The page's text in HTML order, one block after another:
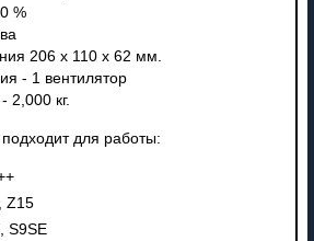
%
206 x 110 x 62 мм.
- 1 вентилятор
2,000 кг.
для работы:
Z15
S9SE